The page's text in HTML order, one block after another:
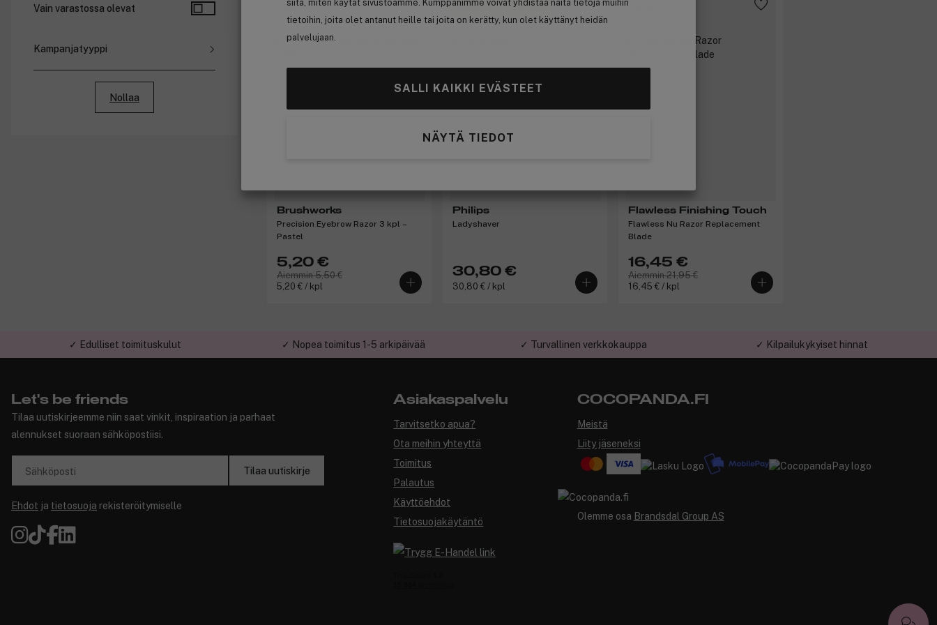
siitä, miten käytät sivustoamme. Kumppanimme voivat yhdistää näitä tietoja muihin
tietoihin, joita olet antanut heille tai joita on kerätty, kun olet käyttänyt heidän
palvelujaan.
SALLI KAIKKI EVÄSTEET
NÄYTÄ TIEDOT
Vain varastossa olevat
Kampanjatyyppi
Alennukset
Nollaa
-5%
Brushworks
Precision Eyebrow Razor 3 kpl –
Pastel
5,20 €
Aiemmin 5,50 €
5,20 € / kpl
Ansaitse 10% bonusta
Philips
Ladyshaver
30,80 €
30,80 € / kpl
Flawless Finishing Touch
Flawless Nu Razor Replacement
Blade
16,45 €
Aiemmin 21,95 €
16,45 € / kpl
✓ Edulliset toimituskulut ✓ Nopea toimitus 1-5 arkipäivää ✓ Turvallinen verkkokauppa ✓ Kilpailukykyiset hinnat
Let's be friends
Tilaa uutiskirjeemme niin saat vinkit, inspiraation ja parhaat
alennukset suoraan sähköpostiisi.
Sähköposti Tilaa uutiskirje
Ehdot ja tietosuoja rekisteröitymiselle
Asiakaspalvelu
Tarvitsetko apua?
Ota meihin yhteyttä
Toimitus
Palautus
Käyttöehdot
Tietosuojakäytäntö
COCOPANDA.FI
Meistä
Liity jäseneksi
Olemme osa Brandsdal Group AS